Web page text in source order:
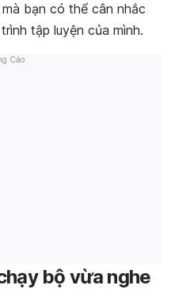
bạn có thể cân nhắc
tập luyện của mình.
Cáo
bộ vừa nghe